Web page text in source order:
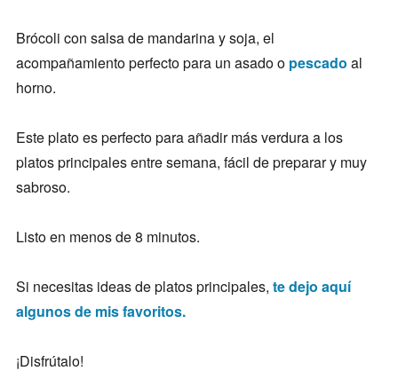
Brócoli con salsa de mandarina y soja, el
acompañamiento perfecto para un asado o pescado al
horno.
Este plato es perfecto para añadir más verdura a los
platos principales entre semana, fácil de preparar y muy
sabroso.
Listo en menos de 8 minutos.
Si necesitas ideas de platos principales, te dejo aquí
algunos de mis favoritos.
¡Disfrútalo!